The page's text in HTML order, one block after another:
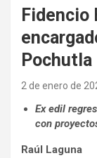
Fidencio
Pochutla
2 de enero de
Ex edil
con
Raúl Laguna